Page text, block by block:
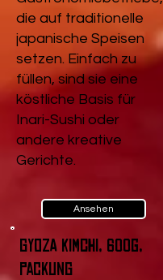
die auf traditionelle
japanische Speisen
setzen. Einfach zu
füllen, sind sie eine
köstliche Basis für
Inari-Sushi oder
andere kreative
Gerichte.
Ansehen
Gyoza Kimchi, 600g,
Packung